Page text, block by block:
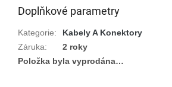
Doplňkové parametry
Kategorie:
Kabely A Konektory
Záruka:
2 roky
Položka byla vyprodána…